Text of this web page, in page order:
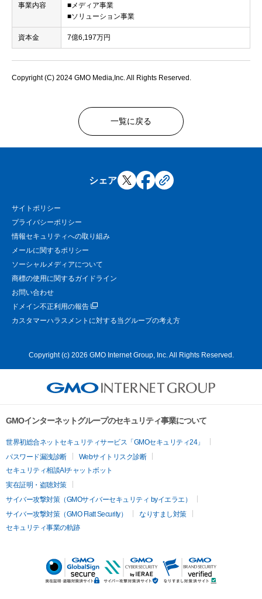
事業内容
■メディア事業
■ソリューション事業
資本金 7億6,197万円
Copyright (C) 2024 GMO Media,Inc. All Rights Reserved.
一覧に戻る
シェア
サイトポリシー
プライバシーポリシー
情報セキュリティへの取り組み
メールに関するポリシー
ソーシャルメディアについて
商標の使用に関するガイドライン
お問い合わせ
ドメイン不正利用の報告
カスタマーハラスメントに対する当グループの考え方
Copyright (c) 2026 GMO Internet Group, Inc. All Rights Reserved.
GMOインターネットグループのセキュリティ事業について
世界初総合ネットセキュリティサービス「GMOセキュリティ24」
パスワード漏洩診断
Webサイトリスク診断
セキュリティ相談AIチャットボット
実在証明・盗聴対策
サイバー攻撃対策（GMOサイバーセキュリティ byイエラエ）
サイバー攻撃対策（GMO Flatt Security）
なりすまし対策
セキュリティ事業の軌跡